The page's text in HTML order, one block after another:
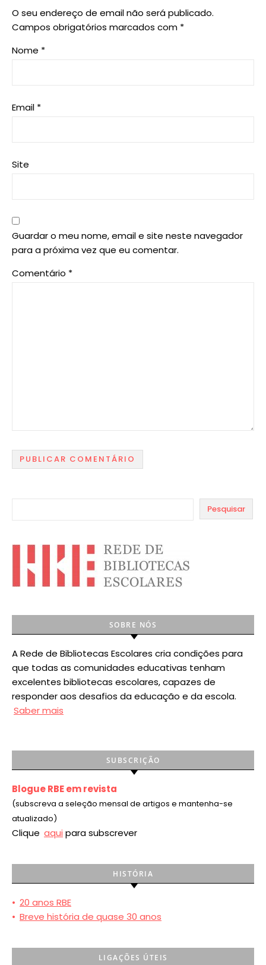
O seu endereço de email não será publicado.
Campos obrigatórios marcados com *
Nome *
Email *
Site
Guardar o meu nome, email e site neste navegador
para a próxima vez que eu comentar.
Comentário *
Pesquisar
SOBRE NÓS
A Rede de Bibliotecas Escolares cria condições para
que todas as comunidades educativas tenham
excelentes bibliotecas escolares, capazes de
responder aos desafios da educação e da escola.
Saber mais
SUBSCRIÇÃO
Blogue RBE em revista
(subscreva a seleção mensal de artigos e mantenha-se
atualizado)
Clique aqui para subscrever
HISTÓRIA
• 20 anos RBE
• Breve história de quase 30 anos
LIGAÇÕES ÚTEIS